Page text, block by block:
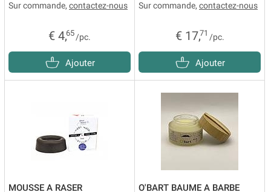
Sur commande, contactez-nous
€ 4,65 /pc.
Ajouter
Sur commande, contactez-nous
€ 17,71 /pc.
Ajouter
MOUSSE A RASER O'BART BAUME A BARBE